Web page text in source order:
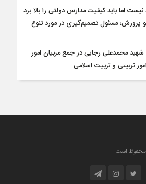
اما باید کیفیت مدارس دولتی را بالا برد
مسئول تصمیم‌‌گیری در مورد تنوع
شهید محمدعلی رجایی در جمع مربیان امور
تربیتی و تربیت اسلامی
محفوظ است.